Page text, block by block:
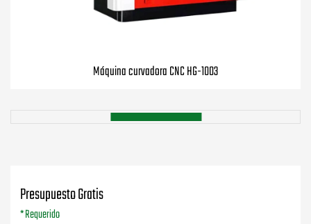
Máquina curvadora CNC HG-1003
Presupuesto Gratis
* Requerido